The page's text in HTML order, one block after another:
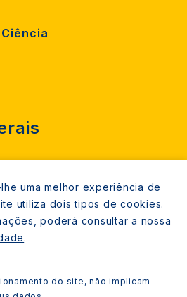
rede fixa)
uma melhor experiência de
utiliza dois tipos de cookies.
poderá consultar a nossa
.
do site, não implicam